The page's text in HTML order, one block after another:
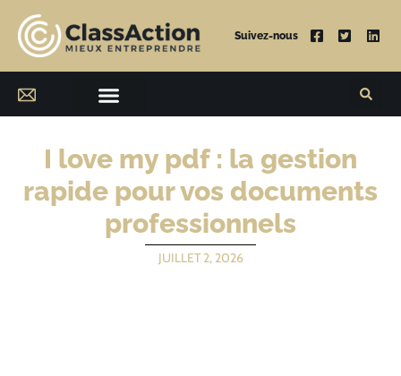
Suivez-nous
I love my pdf : la gestion
rapide pour vos documents
professionnels
JUILLET 2, 2026